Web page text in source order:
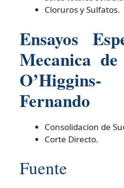
Cloruros y Sulfatos.
Ensayos
Mecanica
Fernando
Consolidacion de
Corte Directo.
Fuente